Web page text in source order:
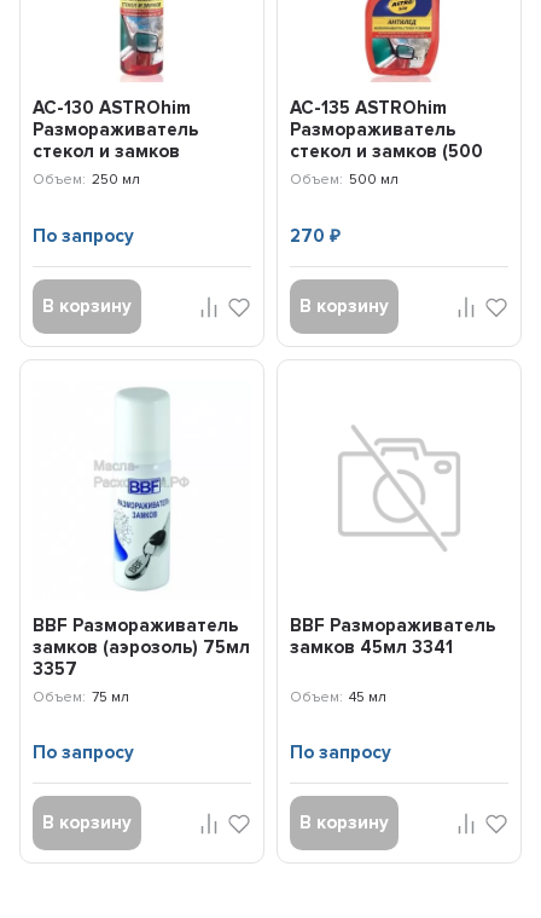
AC-130 ASTROhim
Размораживатель
стекол и замков
"Антилед" (250 мл)
Объем: 250 мл
По запросу
В корзину
AC-135 ASTROhim
Размораживатель
стекол и замков (500
мл)
Объем: 500 мл
270 ₽
В корзину
BBF Размораживатель
замков (аэрозоль) 75мл
3357
Объем: 75 мл
По запросу
В корзину
BBF Размораживатель
замков 45мл 3341
Объем: 45 мл
По запросу
В корзину